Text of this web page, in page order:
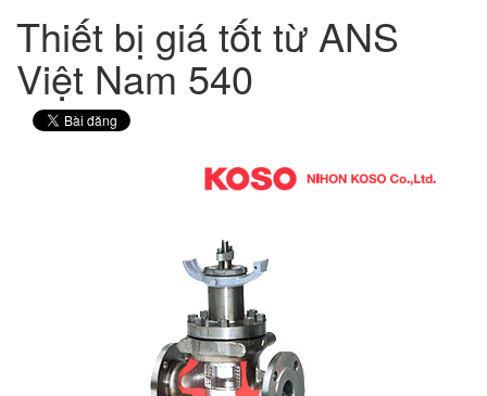
Thiết bị giá tốt từ ANS
Việt Nam 540